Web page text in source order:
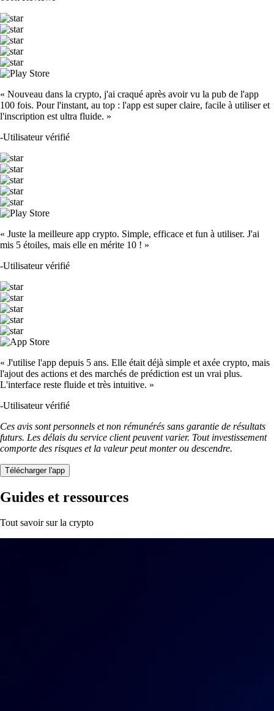
« Nouveau dans la crypto, j'ai craqué après avoir vu la pub de l'app
100 fois. Pour l'instant, au top : l'app est super claire, facile à utiliser et
l'inscription est ultra fluide. »
-Utilisateur vérifié
« Juste la meilleure app crypto. Simple, efficace et fun à utiliser. J'ai
mis 5 étoiles, mais elle en mérite 10 ! »
-Utilisateur vérifié
« J'utilise l'app depuis 5 ans. Elle était déjà simple et axée crypto, mais
l'ajout des actions et des marchés de prédiction est un vrai plus.
L'interface reste fluide et très intuitive. »
-Utilisateur vérifié
Ces avis sont personnels et non rémunérés sans garantie de résultats
futurs. Les délais du service client peuvent varier. Tout investissement
comporte des risques et la valeur peut monter ou descendre.
Télécharger l'app
Guides et ressources
Tout savoir sur la crypto